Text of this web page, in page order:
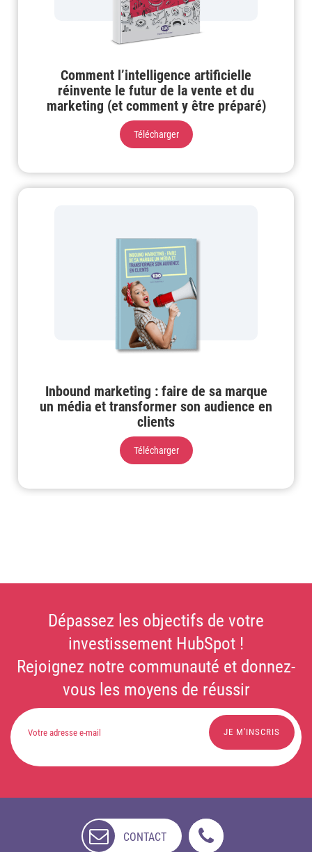
Comment l’intelligence artificielle
réinvente le futur de la vente et du
marketing (et comment y être préparé)
Télécharger
Inbound marketing : faire de sa marque
un média et transformer son audience en
clients
Télécharger
Dépassez les objectifs de votre
investissement HubSpot !
Rejoignez notre communauté et donnez-
vous les moyens de réussir
CONTACT